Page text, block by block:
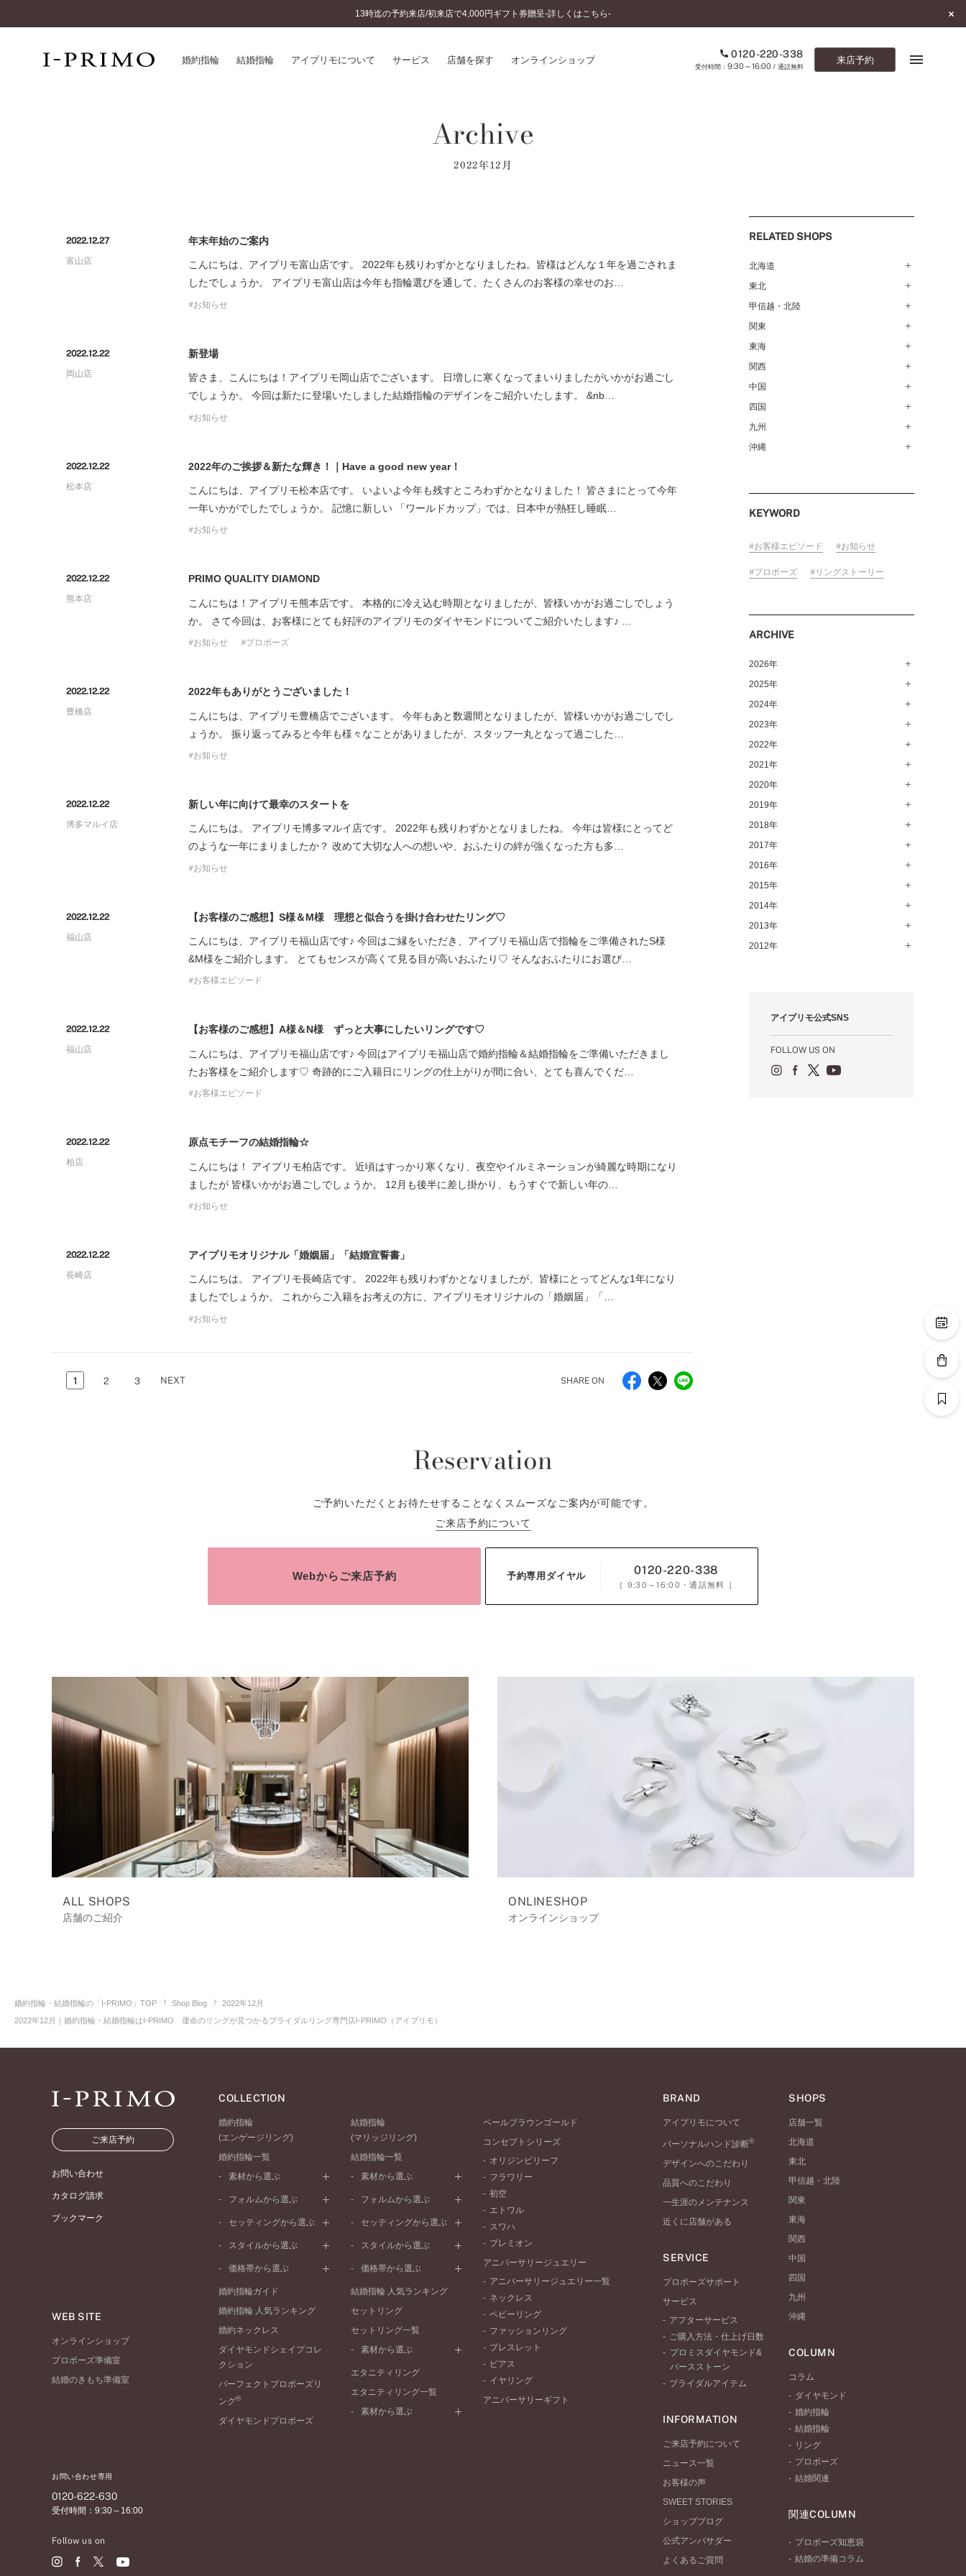
13時迄の予約来店/初来店で4,000円ギフト券贈呈-詳しくはこちら-
婚約指輪 結婚指輪 アイプリモについて サービス 店舗を探す オンラインショップ 0120-220-338
9:30～16:00/ 通話無料
来店予約
パーフェクトプロポーズリング
ダイヤモンドプロポーズ
コンセプトシリーズ
サービス
アフターサービス
プロポーズサポート
店舗一覧
婚約指輪とは
結婚指輪とは
セットリングとは
SWEET STORIES
ショップブログ
0120-220-338
カタログ請求
お問い合わせ
FOLLOW US ON
Archive
2022年12月
2022.12.27
富山店
年末年始のご案内
こんにちは、アイプリモ富山店です。 2022年も残りわずかとなりましたね。皆様はどんな１年を過ごされま
したでしょうか。 アイプリモ富山店は今年も指輪選びを通して、たくさんのお客様の幸せのお…
お知らせ
2022.12.22
岡山店
新登場
皆さま、こんにちは！アイプリモ岡山店でございます。 日増しに寒くなってまいりましたがいかがお過ごし
でしょうか。 今回は新たに登場いたしました結婚指輪のデザインをご紹介いたします。 &nb…
お知らせ
2022.12.22
松本店
2022年のご挨拶＆新たな輝き！｜Have a good new year！
こんにちは、アイプリモ松本店です。 いよいよ今年も残すところわずかとなりました！ 皆さまにとって今年
一年いかがでしたでしょうか。 記憶に新しい 「ワールドカップ」では、日本中が熱狂し睡眠…
お知らせ
2022.12.22
熊本店
PRIMO QUALITY DIAMOND
こんにちは！アイプリモ熊本店です。 本格的に冷え込む時期となりましたが、皆様いかがお過ごしでしょう
か。 さて今回は、お客様にとても好評のアイプリモのダイヤモンドについてご紹介いたします♪ …
お知らせ プロポーズ
2022.12.22
豊橋店
2022年もありがとうございました！
こんにちは、アイプリモ豊橋店でございます。 今年もあと数週間となりましたが、皆様いかがお過ごしでし
ょうか。 振り返ってみると今年も様々なことがありましたが、スタッフ一丸となって過ごした…
お知らせ
2022.12.22
博多マルイ店
新しい年に向けて最幸のスタートを
こんにちは。 アイプリモ博多マルイ店です。 2022年も残りわずかとなりましたね。 今年は皆様にとってど
のような一年にまりましたか？ 改めて大切な人への想いや、おふたりの絆が強くなった方も多…
お知らせ
2022.12.22
福山店
【お客様のご感想】S様＆M様 理想と似合うを掛け合わせたリング♡
こんにちは、アイプリモ福山店です♪ 今回はご縁をいただき、アイプリモ福山店で指輪をご準備されたS様
&M様をご紹介します。 とてもセンスが高くて見る目が高いおふたり♡ そんなおふたりにお選び…
お客様エピソード
2022.12.22
福山店
【お客様のご感想】A様＆N様 ずっと大事にしたいリングです♡
こんにちは、アイプリモ福山店です♪ 今回はアイプリモ福山店で婚約指輪＆結婚指輪をご準備いただきまし
たお客様をご紹介します♡ 奇跡的にご入籍日にリングの仕上がりが間に合い、とても喜んでくだ…
お客様エピソード
2022.12.22
柏店
原点モチーフの結婚指輪☆
こんにちは！ アイプリモ柏店です。 近頃はすっかり寒くなり、夜空やイルミネーションが綺麗な時期になり
ましたが 皆様いかがお過ごしでしょうか。 12月も後半に差し掛かり、もうすぐで新しい年の…
お知らせ
2022.12.22
長崎店
アイプリモオリジナル「婚姻届」「結婚宣誓書」
こんにちは。 アイプリモ長崎店です。 2022年も残りわずかとなりましたが、皆様にとってどんな1年になり
ましたでしょうか。 これからご入籍をお考えの方に、アイプリモオリジナルの「婚姻届」「…
お知らせ
1 2 3 NEXT SHARE ON
RELATED SHOPS
北海道
札幌店（134）
函館店（180）
東北
弘前パークホテル店（180）
青森店（254）
仙台店（147）
秋田店（123）
盛岡大通店（203）
山形店（153）
郡山モルティ店（153）
いわき店（129）
甲信越・北陸
甲府店（63）
新潟店（168）
長野店（148）
松本店（162）
富山店（100）
金沢店（139）
福井店（117）
関東
銀座本店（149）
新宿店（137）
池袋店（134）
吉祥寺マルイ店（111）
町田店（142）
立川店（119）
ラゾーナ川崎プラザ店（84）
そごう千葉店（124）
柏店（141）
宇都宮店（143）
東海
名古屋栄店（125）
名古屋駅前店（72）
豊橋店（149）
岐阜店（122）
近鉄四日市店（141）
関西
なんばパークス店（146）
梅田茶屋町店（84）
梅田ハービスENT店（85）
近鉄あべのハルカス店（139）
奈良店（168）
中国
広島店（102）
福山店（240）
岡山店（170）
四国
高松店（172）
松山店（171）
九州
福岡天神店（117）
大分店（96）
沖縄
KEYWORD
お客様エピソード お知らせ
プロポーズ リングストーリー
ARCHIVE
2026年
8月（15）
7月（64）
6月（58）
5月（62）
4月（55）
3月（64）
2月（50）
1月（58）
2025年
12月（65）
11月（56）
10月（67）
9月（50）
8月（67）
7月（68）
6月（59）
5月（59）
4月（57）
3月（63）
2024年
12月（71）
11月（61）
10月（60）
9月（57）
8月（64）
7月（66）
6月（63）
5月（67）
4月（75）
3月（61）
2023年
12月（71）
11月（61）
10月（66）
9月（53）
8月（67）
7月（73）
6月（72）
5月（77）
4月（89）
3月（69）
2022年
12月（72）
11月（77）
10月（74）
9月（75）
8月（80）
7月（68）
6月（83）
5月（71）
4月（79）
3月（78）
2021年
12月（69）
11月（83）
10月（64）
9月（62）
8月（61）
7月（69）
6月（69）
5月（79）
4月（1）
2020年
12月（63）
11月（59）
10月（60）
9月（58）
8月（67）
7月（60）
6月（74）
5月（44）
1月（53）
2019年
12月（64）
11月（70）
10月（71）
9月（68）
8月（92）
7月（102）
6月（6）
2月（71）
1月（66）
2018年
12月（80）
11月（70）
10月（68）
9月（72）
8月（73）
7月（64）
3月（62）
2017年
12月（66）
11月（69）
10月（66）
9月（64）
8月（71）
4月（60）
1月（72）
2016年
12月（78）
11月（91）
10月（74）
9月（79）
5月（85）
2015年
12月（71）
11月（62）
10月（66）
6月（66）
2014年
12月（74）
11月（65）
7月（66）
2013年
12月（18）
8月（18）
6月（14）
2012年
9月（15）
7月（22）
アイプリモ公式SNS
FOLLOW US ON
Reservation
ご予約いただくとお待たせすることなくスムーズなご案内が可能です。
ご来店予約について
Webからご来店予約 予約専用ダイヤル 0120-220-338
［ 9:30～16:00 ・通話無料 ］
ALL SHOPS
店舗のご紹介
ONLINESHOP
オンラインショップ
婚約指輪・結婚指輪の「I-PRIMO」TOP Shop Blog
2022年12月
2022年12月｜婚約指輪・結婚指輪はI-PRIMO 運命のリングが見つかるブライダルリング専門店I-PRIMO（アイプリモ）
ご来店予約
お問い合わせ
カタログ請求
ブックマーク
WEB SITE
オンラインショップ
プロポーズ準備室
結婚のきもち準備室
お問い合わせ専用
0120-622-630
受付時間：9:30～16:00
Follow us on
COLLECTION
婚約指輪
(エンゲージリング)
婚約指輪一覧
素材から選ぶ
プラチナ
ピンクゴールド
ペールブラウンゴールド
フォルムから選ぶ
ストレートライン
V字ライン
セッティングから選ぶ
ソリテール
ダブルサイドメレ
ラインメレ
スタイルから選ぶ
シンプル
モード
エレガント
ゴージャス
価格帯から選ぶ
50万円台～
20万円台～
10万円台～
婚約指輪ガイド
婚約指輪 人気ランキング
婚約ネックレス
ダイヤモンドシェイプコレ
クション
パーフェクトプロポーズリ
ング®
ダイヤモンドプロポーズ
結婚指輪
(マリッジリング)
結婚指輪一覧
素材から選ぶ
プラチナ
ピンクゴールド
ペールブラウンゴールド
フォルムから選ぶ
ストレートライン
V字ライン
セッティングから選ぶ
プレーン
セベラルメレ
ラインメレ
スタイルから選ぶ
シンプル
モード
エレガント
ゴージャス
価格帯から選ぶ
50万円～
20万円～30万円
10万円～20万円
結婚指輪 人気ランキング
セットリング
セットリング一覧
素材から選ぶ
プラチナ
ペールブラウンゴールド
エタニティリング
エタニティリング一覧
素材から選ぶ
ペールブラウンゴールド
コンセプトシリーズ
オリジンビリーフ
フラワリー
初空
エトワル
スワハ
プレミオン
アニバーサリージュエリー
アニバーサリージュエリー一覧
ネックレス
ベビーリング
ファッションリング
ブレスレット
ピアス
イヤリング
アニバーサリーギフト
BRAND
アイプリモについて
パーソナルハンド診断®
デザインへのこだわり
品質へのこだわり
一生涯のメンテナンス
近くに店舗がある
SERVICE
プロポーズサポート
サービス
アフターサービス
ご購入方法・仕上げ日数
プロミスダイヤモンド&
バースストーン
ブライダルアイテム
INFORMATION
ご来店予約について
ニュース一覧
お客様の声
SWEET STORIES
ショップブログ
公式アンバサダー
よくあるご質問
SHOPS
店舗一覧
北海道
東北
甲信越・北陸
関東
東海
関西
中国
四国
九州
沖縄
COLUMN
コラム
ダイヤモンド
婚約指輪
結婚指輪
リング
プロポーズ
結婚関連
関連COLUMN
プロポーズ知恵袋
結婚の準備コラム